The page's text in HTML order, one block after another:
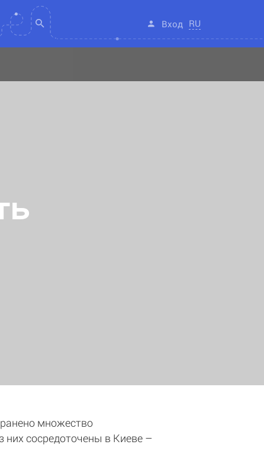
Вход RU
множество
них сосредоточены в Киеве –